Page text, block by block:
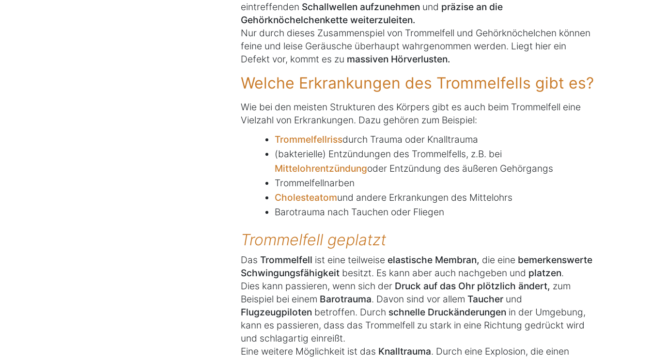
eintreffenden Schallwellen aufzunehmen und präzise an die
Gehörknöchelchenkette weiterzuleiten.
Nur durch dieses Zusammenspiel von Trommelfell und Gehörknöchelchen können
feine und leise Geräusche überhaupt wahrgenommen werden. Liegt hier ein
Defekt vor, kommt es zu massiven Hörverlusten.
Welche Erkrankungen des Trommelfells gibt es?
Wie bei den meisten Strukturen des Körpers gibt es auch beim Trommelfell eine
Vielzahl von Erkrankungen. Dazu gehören zum Beispiel:
Trommelfellrissdurch Trauma oder Knalltrauma
(bakterielle) Entzündungen des Trommelfells, z.B. bei
Mittelohrentzündungoder Entzündung des äußeren Gehörgangs
Trommelfellnarben
Cholesteatomund andere Erkrankungen des Mittelohrs
Barotrauma nach Tauchen oder Fliegen
Trommelfell geplatzt
Das Trommelfell ist eine teilweise elastische Membran, die eine bemerkenswerte
Schwingungsfähigkeit besitzt. Es kann aber auch nachgeben und platzen.
Dies kann passieren, wenn sich der Druck auf das Ohr plötzlich ändert, zum
Beispiel bei einem Barotrauma. Davon sind vor allem Taucher und
Flugzeugpiloten betroffen. Durch schnelle Druckänderungen in der Umgebung,
kann es passieren, dass das Trommelfell zu stark in eine Richtung gedrückt wird
und schlagartig einreißt.
Eine weitere Möglichkeit ist das Knalltrauma. Durch eine Explosion, die einen